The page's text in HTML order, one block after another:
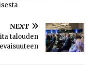
NEXT
talouden